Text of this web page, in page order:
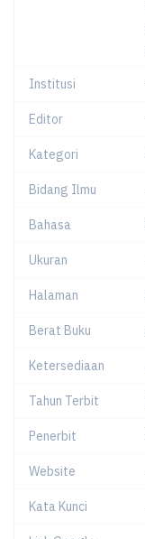
Institusi
Editor
Kategori
Bidang Ilmu
Bahasa
Ukuran
Halaman
Berat Buku
Ketersediaan
Tahun Terbit
Penerbit
Website
Kata Kunci